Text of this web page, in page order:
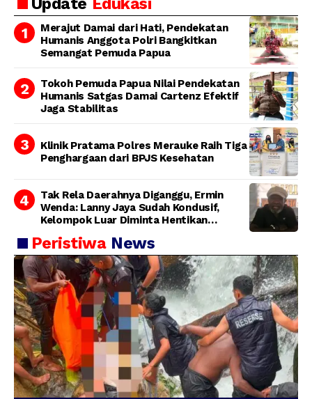
Bertanggung Jawab
Update Edukasi
Merajut Damai dari Hati, Pendekatan
Humanis Anggota Polri Bangkitkan
Semangat Pemuda Papua
Tokoh Pemuda Papua Nilai Pendekatan
Humanis Satgas Damai Cartenz Efektif
Jaga Stabilitas
Klinik Pratama Polres Merauke Raih Tiga
Penghargaan dari BPJS Kesehatan
Tak Rela Daerahnya Diganggu, Ermin
Wenda: Lanny Jaya Sudah Kondusif,
Kelompok Luar Diminta Hentikan
Peristiwa News